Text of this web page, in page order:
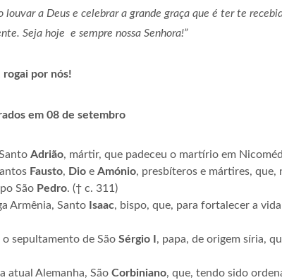
louvar a Deus e celebrar a grande graça que é ter te
Seja hoje e sempre nossa Senhora!”
rogai por nós!
em 08 de setembro
Adrião, mártir, que padeceu o martírio em
Fausto, Dio e Amónio, presbíteros e mártires, que,
São Pedro. († c. 311)
Armênia, Santo Isaac, bispo, que, para fortalecer a
o sepultamento de São Sérgio I , papa, de origem síria,
atual Alemanha, São Corbiniano, que, tendo sido